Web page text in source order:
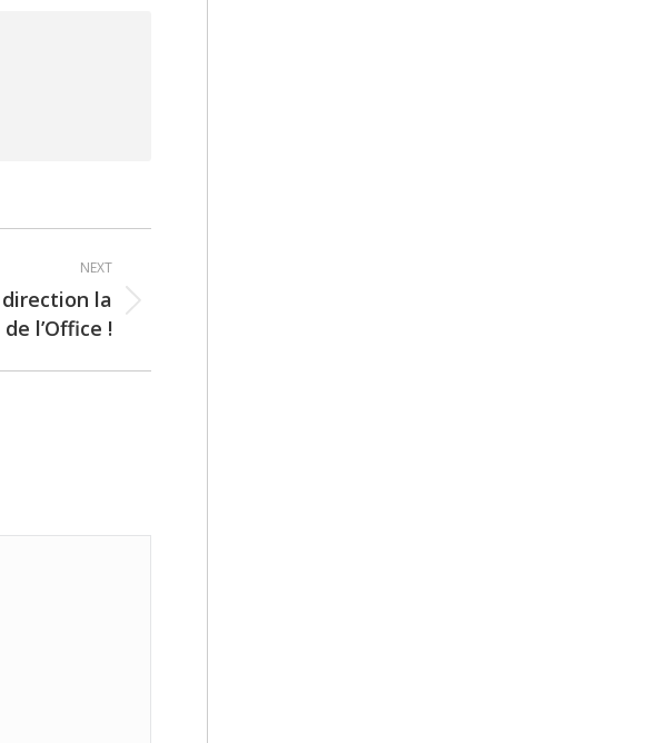
NEXT
direction la
l’Office !